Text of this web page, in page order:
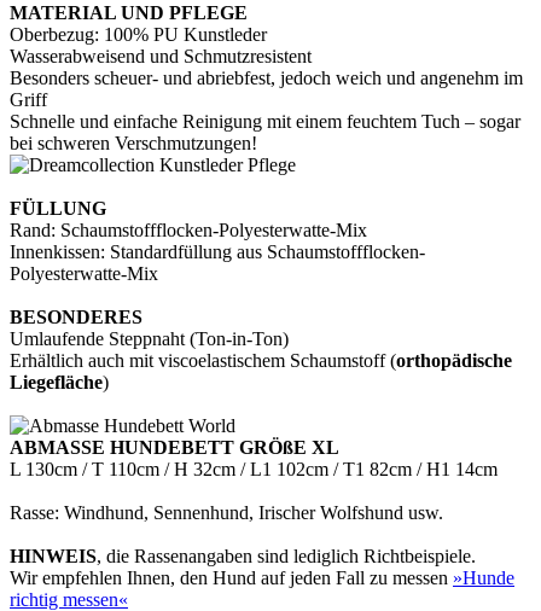
MATERIAL UND PFLEGE
Oberbezug: 100% PU Kunstleder
Wasserabweisend und Schmutzresistent
Besonders scheuer- und abriebfest, jedoch weich und angenehm im
Griff
Schnelle und einfache Reinigung mit einem feuchtem Tuch – sogar
bei schweren Verschmutzungen!
FÜLLUNG
Rand: Schaumstoffflocken-Polyesterwatte-Mix
Innenkissen: Standardfüllung aus Schaumstoffflocken-
Polyesterwatte-Mix
BESONDERES
Umlaufende Steppnaht (Ton-in-Ton)
Erhältlich auch mit viscoelastischem Schaumstoff (orthopädische
Liegefläche)
ABMASSE HUNDEBETT GRÖßE XL
L 130cm / T 110cm / H 32cm / L1 102cm / T1 82cm / H1 14cm
Rasse: Windhund, Sennenhund, Irischer Wolfshund usw.
HINWEIS, die Rassenangaben sind lediglich Richtbeispiele.
Wir empfehlen Ihnen, den Hund auf jeden Fall zu messen »Hunde
richtig messen«